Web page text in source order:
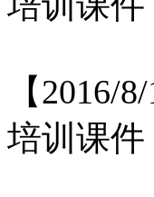
【2016/
培训课件